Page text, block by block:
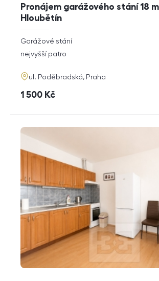
Pronájem garážového stání 18
Hloubětín
rozměry
dispozice
Garážové stání
funkce
nejvyšší patro
adresa
ul. Poděbradská, Praha
cena
1 500 Kč